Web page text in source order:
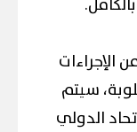
الإجراءات
سيتم
الدولي